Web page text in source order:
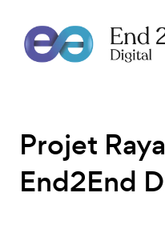
Projet
End2End